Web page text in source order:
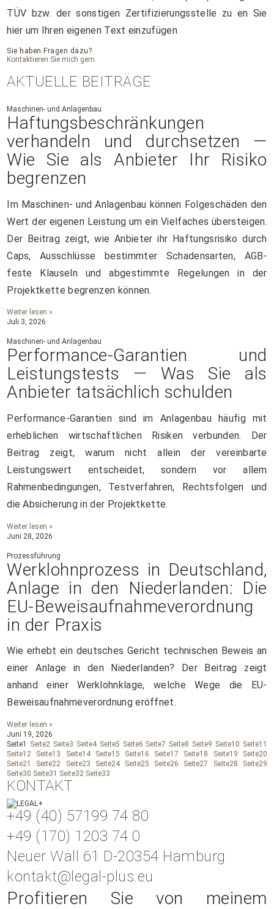
TÜV bzw. der sonstigen Zertifizierungsstelle zu en Sie
hier um Ihren eigenen Text einzufügen
Sie haben Fragen dazu?
Kontaktieren Sie mich gern
AKTUELLE BEITRÄGE
Maschinen- und Anlagenbau
Haftungsbeschränkungen
verhandeln und durchsetzen —
Wie Sie als Anbieter Ihr Risiko
begrenzen
Im Maschinen- und Anlagenbau können Folgeschäden den
Wert der eigenen Leistung um ein Vielfaches übersteigen.
Der Beitrag zeigt, wie Anbieter ihr Haftungsrisiko durch
Caps, Ausschlüsse bestimmter Schadensarten, AGB-
feste Klauseln und abgestimmte Regelungen in der
Projektkette begrenzen können.
Weiter lesen »
Juli 3, 2026
Maschinen- und Anlagenbau
Performance-Garantien und
Leistungstests — Was Sie als
Anbieter tatsächlich schulden
Performance-Garantien sind im Anlagenbau häufig mit
erheblichen wirtschaftlichen Risiken verbunden. Der
Beitrag zeigt, warum nicht allein der vereinbarte
Leistungswert entscheidet, sondern vor allem
Rahmenbedingungen, Testverfahren, Rechtsfolgen und
die Absicherung in der Projektkette.
Weiter lesen »
Juni 28, 2026
Prozessführung
Werklohnprozess in Deutschland,
Anlage in den Niederlanden: Die
EU-Beweisaufnahmeverordnung
in der Praxis
Wie erhebt ein deutsches Gericht technischen Beweis an
einer Anlage in den Niederlanden? Der Beitrag zeigt
anhand einer Werklohnklage, welche Wege die EU-
Beweisaufnahmeverordnung eröffnet.
Weiter lesen »
Juni 19, 2026
Seite1 Seite2 Seite3 Seite4 Seite5 Seite6 Seite7 Seite8 Seite9 Seite10 Seite11
Seite12 Seite13 Seite14 Seite15 Seite16 Seite17 Seite18 Seite19 Seite20
Seite21 Seite22 Seite23 Seite24 Seite25 Seite26 Seite27 Seite28 Seite29
Seite30 Seite31 Seite32 Seite33
KONTAKT
+49 (40) 57199 74 80
+49 (170) 1203 74 0
Neuer Wall 61 D-20354 Hamburg
kontakt@legal-plus.eu
Profitieren Sie von meinem